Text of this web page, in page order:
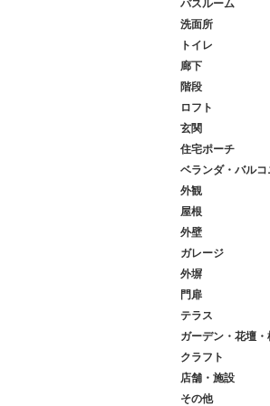
バスルーム
洗面所
トイレ
廊下
階段
ロフト
玄関
住宅ポーチ
ベランダ・バルコ
外観
屋根
外壁
ガレージ
外塀
門扉
テラス
ガーデン・花壇・
クラフト
店舗・施設
その他